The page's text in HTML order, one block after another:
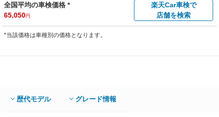
全国平均の車検価格 *
65,050円
楽天Car車検で
店舗を検索
*当該価格は車種別の価格となります。
歴代モデル グレード情報